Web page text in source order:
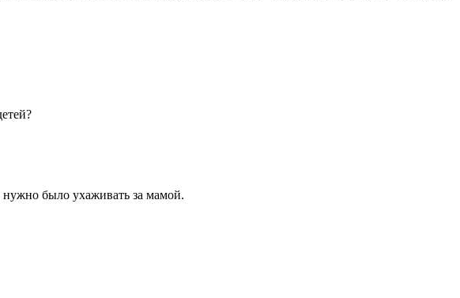
было ухаживать за мамой.